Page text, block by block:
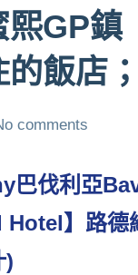
GP鎮
飯店
comments
伐利亞
Hotel】路
)